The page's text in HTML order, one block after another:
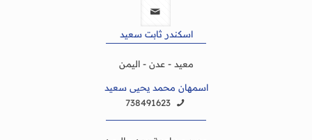
اسكندر ثابت سعيد
معيد - عدن - اليمن
اسمهان محمد يحيى سعيد
738491623